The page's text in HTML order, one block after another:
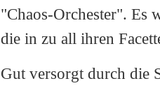
"Chaos-Orchester". Es
die in zu all ihren
Gut versorgt durch die